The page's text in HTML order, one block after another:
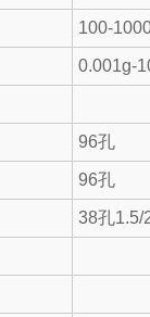
100-
0.001g-
96孔
96孔
38孔1.5/